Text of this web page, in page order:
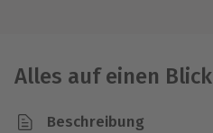
Alles auf einen Blick
Beschreibung